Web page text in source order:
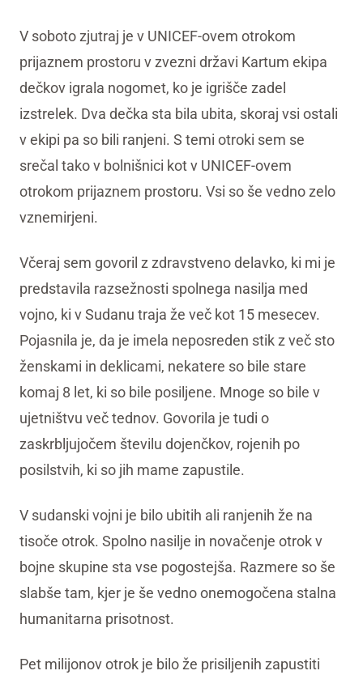
V soboto zjutraj je v UNICEF-ovem otrokom
prijaznem prostoru v zvezni državi Kartum ekipa
dečkov igrala nogomet, ko je igrišče zadel
izstrelek. Dva dečka sta bila ubita, skoraj vsi ostali
v ekipi pa so bili ranjeni. S temi otroki sem se
srečal tako v bolnišnici kot v UNICEF-ovem
otrokom prijaznem prostoru. Vsi so še vedno zelo
vznemirjeni.
Včeraj sem govoril z zdravstveno delavko, ki mi je
predstavila razsežnosti spolnega nasilja med
vojno, ki v Sudanu traja že več kot 15 mesecev.
Pojasnila je, da je imela neposreden stik z več sto
ženskami in deklicami, nekatere so bile stare
komaj 8 let, ki so bile posiljene. Mnoge so bile v
ujetništvu več tednov. Govorila je tudi o
zaskrbljujočem številu dojenčkov, rojenih po
posilstvih, ki so jih mame zapustile.
V sudanski vojni je bilo ubitih ali ranjenih že na
tisoče otrok. Spolno nasilje in novačenje otrok v
bojne skupine sta vse pogostejša. Razmere so še
slabše tam, kjer je še vedno onemogočena stalna
humanitarna prisotnost.
Pet milijonov otrok je bilo že prisiljenih zapustiti